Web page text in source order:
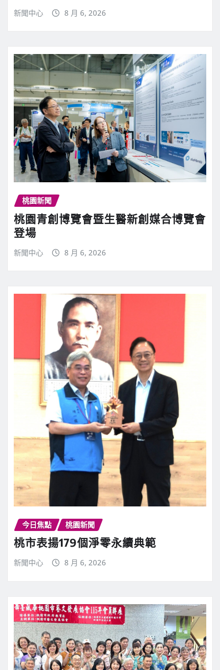
新聞中心 8 月 6, 2026
桃園新聞
桃園青創博覽會暨生醫新創媒合博覽會
登場
新聞中心 8 月 6, 2026
今日焦點 桃園新聞
桃市表揚179個淨零永續典範
新聞中心 8 月 6, 2026